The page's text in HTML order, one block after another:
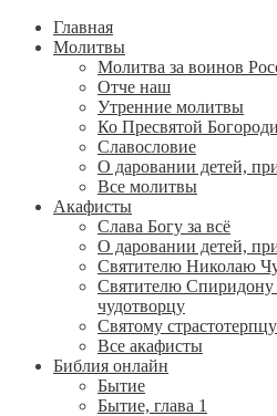
Главная
Молитвы
Молитва за воинов
Отче наш
Утренние молитвы
Ко Пресвятой
Славословие
О даровании детей,
Вcе молитвы
Акафисты
Слава Богу за всё
О даровании детей,
Святителю Николаю
Святителю Спиридону
чудотворцу
Святому
Все акафисты
Библия онлайн
Бытие
Бытие, глава 1